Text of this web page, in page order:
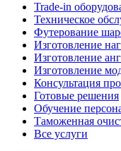
Trade-in
Техническое
Футерование
Изготовление
Изготовление
Изготовление
Консультация
Готовые решения
Обучение
Таможенная
Все услуги